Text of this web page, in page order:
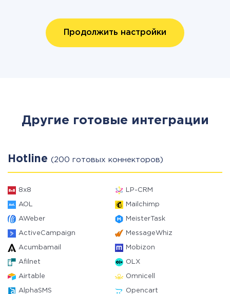
Продолжить настройки
Другие готовые интеграции
Hotline (200 готовых коннекторов)
8x8 LP-CRM
AOL Mailchimp
AWeber MeisterTask
ActiveCampaign MessageWhiz
Acumbamail Mobizon
Afilnet OLX
Airtable Omnicell
AlphaSMS Opencart